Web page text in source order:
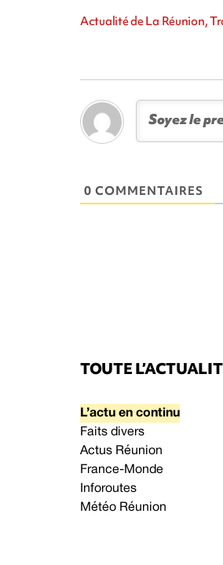
Actualité de La Réunion,
0 COMMENTAIRES
TOUTE
L’actu en continu
Faits divers
Actus Réunion
France-Monde
Inforoutes
Météo Réunion